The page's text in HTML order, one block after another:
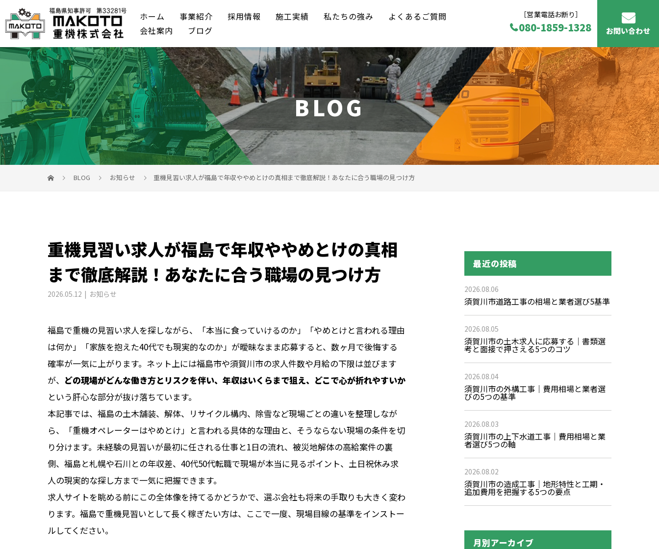
ホーム 事業紹介 採用情報 施工実績 私たちの強み
よくあるご質問
会社案内
ブログ
［営業電話お断り］
080-1859-1328 お問い合わせ
BLOG
BLOG お知らせ 重機見習い求人が福島で年収ややめとけの真相まで徹底解説！あなたに合う職場の見つけ方
重機見習い求人が福島で年収ややめとけの真相
まで徹底解説！あなたに合う職場の見つけ方
2026.05.12 お知らせ
福島で重機の見習い求人を探しながら、「本当に食っていけるのか」「やめとけと言われる理由
は何か」「家族を抱えた40代でも現実的なのか」が曖昧なまま応募すると、数ヶ月で後悔する
確率が一気に上がります。ネット上には福島市や須賀川市の求人件数や月給の下限は並びます
が、 どの現場がどんな働き方とリスクを伴い、年収はいくらまで狙え、どこで心が折れやすいか
という肝心な部分が抜け落ちています。
本記事では、福島の土木舗装、解体、リサイクル構内、除雪など現場ごとの違いを整理しなが
ら、「重機オペレーターはやめとけ」と言われる具体的な理由と、そうならない現場の条件を切
り分けます。未経験の見習いが最初に任される仕事と1日の流れ、被災地解体の高給案件の裏
側、福島と札幌や石川との年収差、40代50代転職で現場が本当に見るポイント、土日祝休み求
人の現実的な探し方まで一気に把握できます。
求人サイトを眺める前にこの全体像を持てるかどうかで、選ぶ会社も将来の手取りも大きく変わ
ります。福島で重機見習いとして長く稼ぎたい方は、ここで一度、現場目線の基準をインストー
ルしてください。
最近の投稿
2026.08.06
須賀川市道路工事の相場と業者選び5基準
2026.08.05
須賀川市の土木求人に応募する｜書類選
考と面接で押さえる5つのコツ
2026.08.04
須賀川市の外構工事｜費用相場と業者選
びの5つの基準
2026.08.03
須賀川市の上下水道工事｜費用相場と業
者選び5つの軸
2026.08.02
須賀川市の造成工事｜地形特性と工期・
追加費用を把握する5つの要点
月別アーカイブ